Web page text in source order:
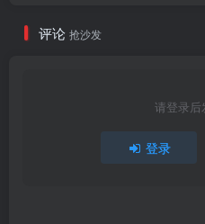
评论 抢沙发
请登录后
登录